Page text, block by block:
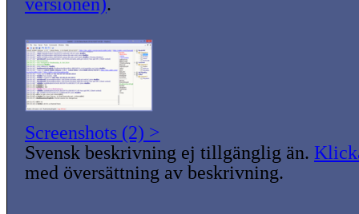
versionen).
Screenshots (2) >
Svensk beskrivning ej tillgänglig än.
med översättning av beskrivning.